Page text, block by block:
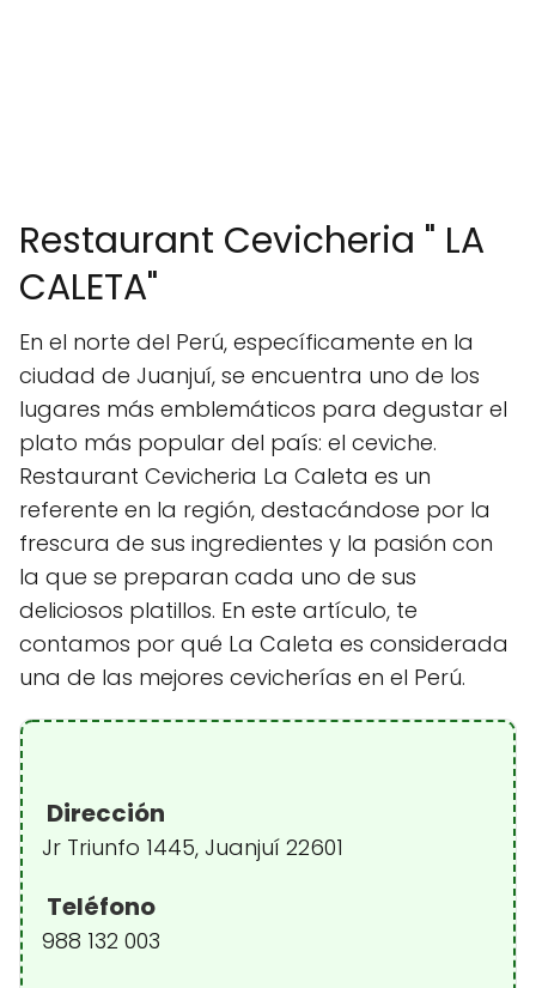
Restaurant Cevicheria " LA
CALETA"
En el norte del Perú, específicamente en la
ciudad de Juanjuí, se encuentra uno de los
lugares más emblemáticos para degustar el
plato más popular del país: el ceviche.
Restaurant Cevicheria La Caleta es un
referente en la región, destacándose por la
frescura de sus ingredientes y la pasión con
la que se preparan cada uno de sus
deliciosos platillos. En este artículo, te
contamos por qué La Caleta es considerada
una de las mejores cevicherías en el Perú.
Dirección
Jr Triunfo 1445, Juanjuí 22601
Teléfono
988 132 003